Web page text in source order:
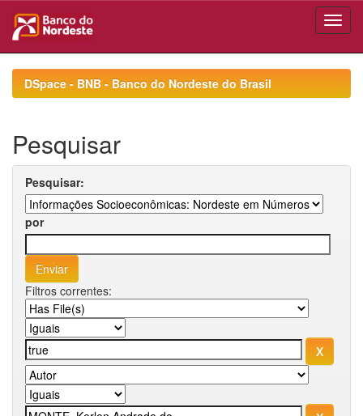
navigationDSpace - BNB - Banco do Nordeste do Brasil
Pesquisar
Pesquisar:
por
Filtros correntes: